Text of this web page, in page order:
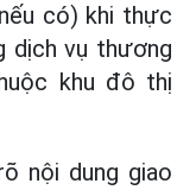
có) khi thực
dịch vụ thương
khu đô thị
nội dung giao